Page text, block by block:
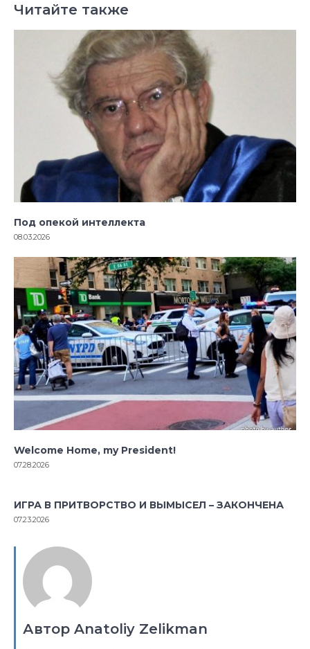
Читайте также
Под опекой интеллекта
08.03.2026
Welcome Home, my President!
07.28.2026
ИГРА В ПРИТВОРСТВО И ВЫМЫСЕЛ – ЗАКОНЧЕНА
07.23.2026
Автор Anatoliy Zelikman